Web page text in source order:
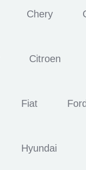
Chery
Citroen
Fiat Ford
Hyundai